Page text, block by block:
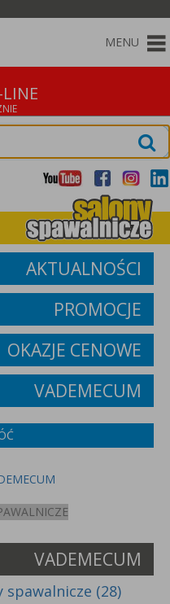
MENU
AKTUALNOŚCI
PROMOCJE
OKAZJE CENOWE
VADEMECUM
VADEMECUM
(28)